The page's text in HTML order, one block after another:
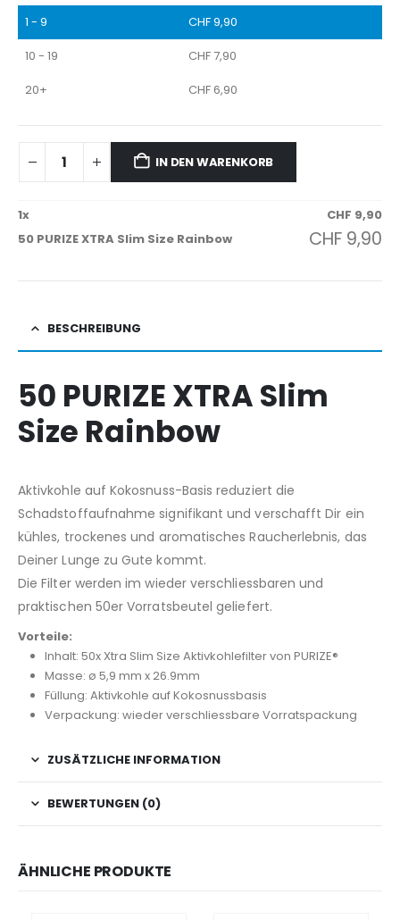
1 - 9
CHF9,90
10 - 19
CHF7,90
20+
CHF6,90
IN DEN WARENKORB
1x CHF 9,90
50 PURIZE XTRA Slim Size Rainbow
CHF 9,90
BESCHREIBUNG
50 PURIZE XTRA Slim
Size Rainbow
Aktivkohle auf Kokosnuss-Basis reduziert die
Schadstoffaufnahme signifikant und verschafft Dir ein
kühles, trockenes und aromatisches Raucherlebnis, das
Deiner Lunge zu Gute kommt.
Die Filter werden im wieder verschliessbaren und
praktischen 50er Vorratsbeutel geliefert.
Vorteile:
Inhalt: 50x Xtra Slim Size Aktivkohlefilter von PURIZE®
Masse: ø 5,9 mm x 26.9mm
Füllung: Aktivkohle auf Kokosnussbasis
Verpackung: wieder verschliessbare Vorratspackung
ZUSÄTZLICHE INFORMATION
BEWERTUNGEN (0)
ÄHNLICHE PRODUKTE